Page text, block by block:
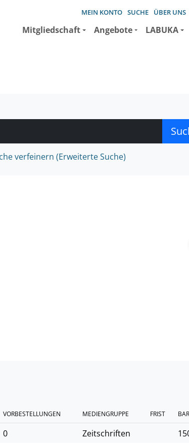
MEIN KONTO SUCHE ÜBER UNS
Mitgliedschaft Angebote LABUKA
verfeinern (Erweiterte Suche)
VORBESTELLUNGEN MEDIENGRUPPE FRIST
0 Zeitschriften